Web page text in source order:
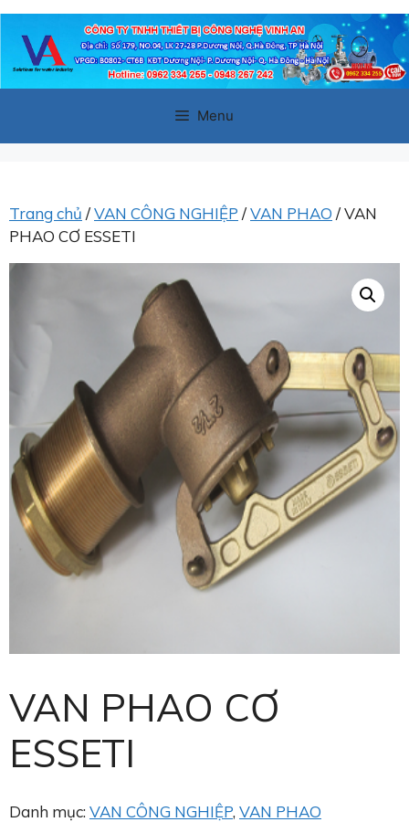
Chuyển
đến
Menu
Trang chủ /VAN CÔNG NGHIỆP /VAN PHAO / VAN
PHAO CƠ ESSETI
VAN PHAO CƠ
ESSETI
Danh mục:VAN CÔNG NGHIỆP, VAN PHAO